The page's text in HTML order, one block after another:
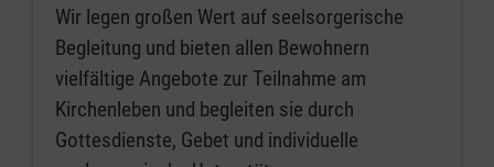
Wir legen großen Wert auf seelsorgerische
Begleitung und bieten allen Bewohnern
vielfältige Angebote zur Teilnahme am
Kirchenleben und begleiten sie durch
Gottesdienste, Gebet und individuelle